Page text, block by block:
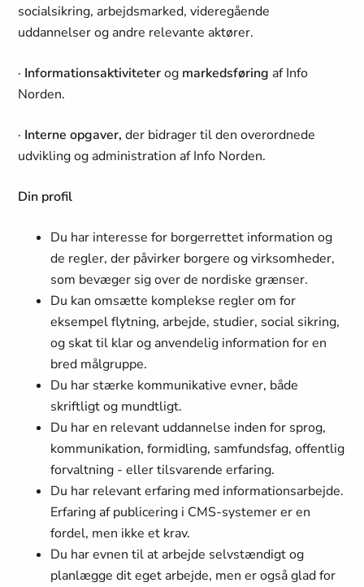
socialsikring, arbejdsmarked, videregående
uddannelser og andre relevante aktører.
· Informationsaktiviteterog markedsføring af Info
Norden.
· Interne opgaver, der bidrager til den overordnede
udvikling og administration af Info Norden.
Din profil
Du har interesse for borgerrettet information og
de regler, der påvirker borgere og virksomheder,
som bevæger sig over de nordiske grænser.
Du kan omsætte komplekse regler om for
eksempel flytning, arbejde, studier, social sikring,
og skat til klar og anvendelig information for en
bred målgruppe.
Du har stærke kommunikative evner, både
skriftligt og mundtligt.
Du har en relevant uddannelse inden for sprog,
kommunikation, formidling, samfundsfag, offentlig
forvaltning - eller tilsvarende erfaring.
Du har relevant erfaring med informationsarbejde.
Erfaring af publicering i CMS-systemer er en
fordel, men ikke et krav.
Du har evnen til at arbejde selvstændigt og
planlægge dit eget arbejde, men er også glad for